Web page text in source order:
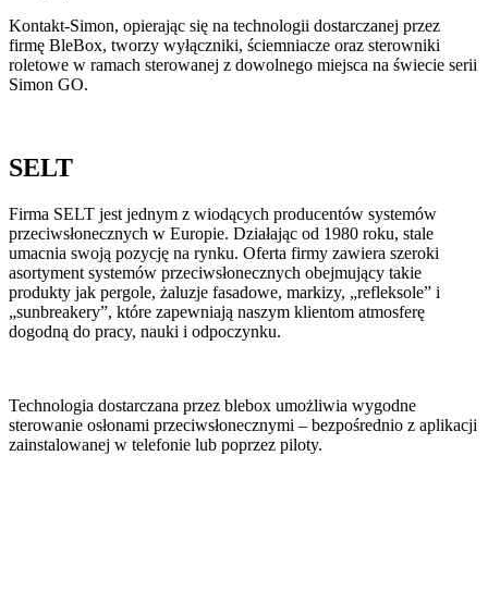
Kontakt-Simon, opierając się na technologii dostarczanej przez
firmę BleBox, tworzy wyłączniki, ściemniacze oraz sterowniki
roletowe w ramach sterowanej z dowolnego miejsca na świecie serii
Simon GO.
SELT
Firma SELT jest jednym z wiodących producentów systemów
przeciwsłonecznych w Europie. Działając od 1980 roku, stale
umacnia swoją pozycję na rynku. Oferta firmy zawiera szeroki
asortyment systemów przeciwsłonecznych obejmujący takie
produkty jak pergole, żaluzje fasadowe, markizy, „refleksole” i
„sunbreakery”, które zapewniają naszym klientom atmosferę
dogodną do pracy, nauki i odpoczynku.
Technologia dostarczana przez blebox umożliwia wygodne
sterowanie osłonami przeciwsłonecznymi – bezpośrednio z aplikacji
zainstalowanej w telefonie lub poprzez piloty.